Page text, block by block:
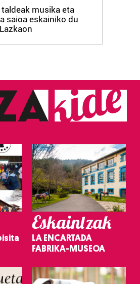
taldeak musika eta
saioa eskainiko du
Eskaintzak
LA ENCARTADA
FABRIKA-MUSEOA